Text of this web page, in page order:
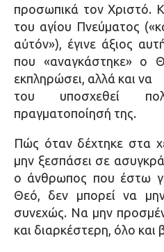
προσωπικά τον Χριστό.
του αγίου Πνεύματος
αὐτόν»), έγινε άξιος
που «αναγκάστηκε» ο
εκπληρώσει, αλλά και να
του υποσχεθεί
πραγματοποίησή της.
Πώς όταν δέχτηκε στα
μην ξεσπάσει σε
ο άνθρωπος που έστω
Θεό, δεν μπορεί να
συνεχώς. Να μην
και διαρκέστερη, όλο